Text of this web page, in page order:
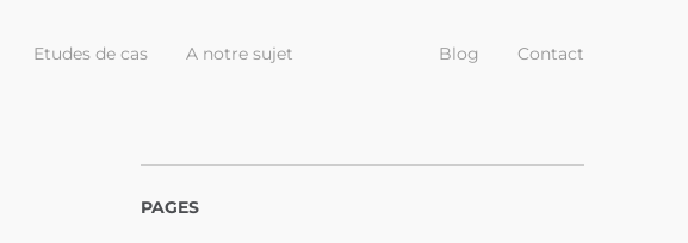
Etudes de cas A notre sujet Blog Contact
PAGES